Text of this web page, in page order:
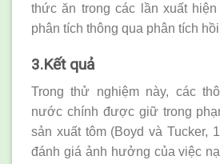
thức ăn trong các lần xuất
phân tích thông qua phân tích
3.Kết quả
Trong thử nghiệm này, các
nước chính được giữ trong
sản xuất tôm (Boyd và Tucker,
đánh giá ảnh hưởng của việc